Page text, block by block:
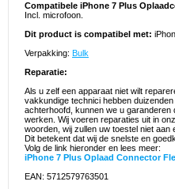
Compatibele iPhone 7 Plus
Incl. microfoon.
Dit product is compatibel met:
Verpakking: Bulk
Reparatie:
Als u zelf een apparaat niet wilt
vakkundige technici hebben
achterhoofd, kunnen we u garanderen
werken. Wij voeren reparaties uit in
woorden, wij zullen uw toestel niet
Dit betekent dat wij de snelste en
Volg de link hieronder en lees meer:
iPhone 7 Plus Oplaad Connector
EAN: 5712579763501